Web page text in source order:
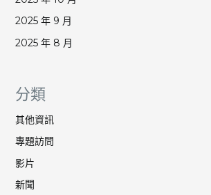
2025 年 9 月
2025 年 8 月
分類
其他資訊
專題訪問
影片
新聞